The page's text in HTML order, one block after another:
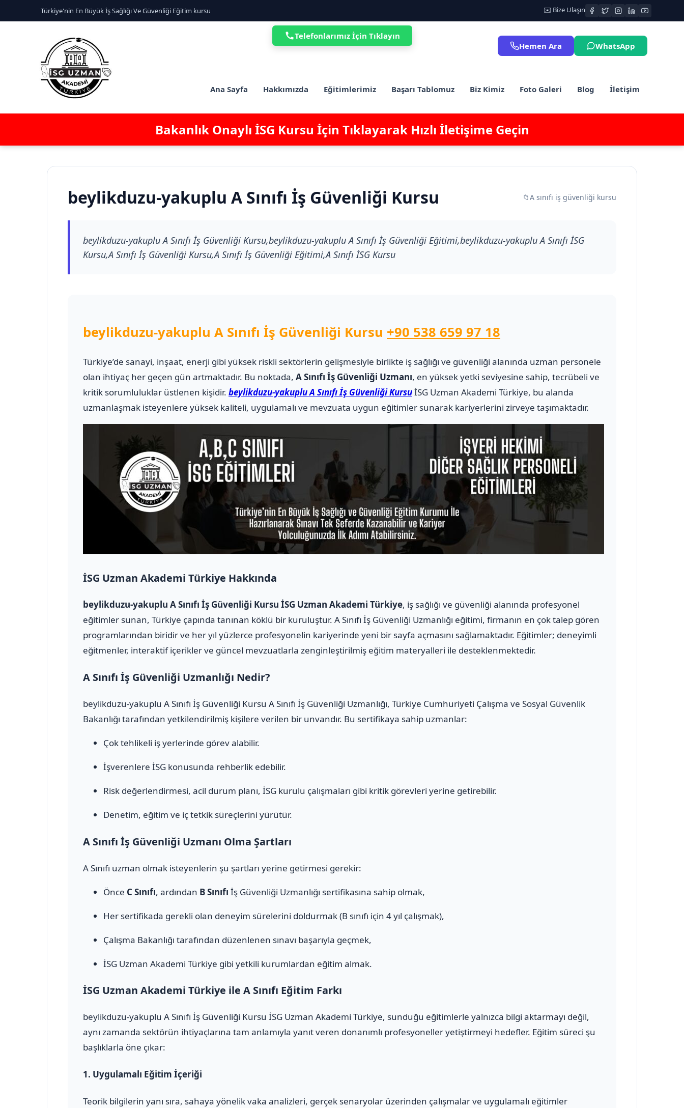
Türkiye'nin En Büyük İş Sağlığı Ve Güvenliği Eğitim kursu ✉️ Bize Ulaşın
Ana Sayfa Hakkımızda Eğitimlerimiz Başarı Tablomuz Biz Kimiz Foto Galeri Blog İletişim
Hemen Ara WhatsApp
Bakanlık Onaylı İSG Kursu İçin Tıklayarak Hızlı İletişime Geçin
beylikduzu-yakuplu A Sınıfı İş Güvenliği Kursu 📁A sınıfı iş güvenliği kursu
beylikduzu-yakuplu A Sınıfı İş Güvenliği Kursu,beylikduzu-yakuplu A Sınıfı İş Güvenliği Eğitimi,beylikduzu-yakuplu A Sınıfı İSG
Kursu,A Sınıfı İş Güvenliği Kursu,A Sınıfı İş Güvenliği Eğitimi,A Sınıfı İSG Kursu
beylikduzu-yakuplu A Sınıfı İş Güvenliği Kursu +90 538 659 97 18
Türkiye’de sanayi, inşaat, enerji gibi yüksek riskli sektörlerin gelişmesiyle birlikte iş sağlığı ve güvenliği alanında uzman personele
olan ihtiyaç her geçen gün artmaktadır. Bu noktada, A Sınıfı İş Güvenliği Uzmanı, en yüksek yetki seviyesine sahip, tecrübeli ve
kritik sorumluluklar üstlenen kişidir. beylikduzu-yakuplu A Sınıfı İş Güvenliği KursuİSG Uzman Akademi Türkiye, bu alanda
uzmanlaşmak isteyenlere yüksek kaliteli, uygulamalı ve mevzuata uygun eğitimler sunarak kariyerlerini zirveye taşımaktadır.
İSG Uzman Akademi Türkiye Hakkında
beylikduzu-yakuplu A Sınıfı İş Güvenliği Kursu İSG Uzman Akademi Türkiye, iş sağlığı ve güvenliği alanında profesyonel
eğitimler sunan, Türkiye çapında tanınan köklü bir kuruluştur. A Sınıfı İş Güvenliği Uzmanlığı eğitimi, firmanın en çok talep gören
programlarından biridir ve her yıl yüzlerce profesyonelin kariyerinde yeni bir sayfa açmasını sağlamaktadır. Eğitimler; deneyimli
eğitmenler, interaktif içerikler ve güncel mevzuatlarla zenginleştirilmiş eğitim materyalleri ile desteklenmektedir.
A Sınıfı İş Güvenliği Uzmanlığı Nedir?
beylikduzu-yakuplu A Sınıfı İş Güvenliği Kursu A Sınıfı İş Güvenliği Uzmanlığı, Türkiye Cumhuriyeti Çalışma ve Sosyal Güvenlik
Bakanlığı tarafından yetkilendirilmiş kişilere verilen bir unvandır. Bu sertifikaya sahip uzmanlar:
Çok tehlikeli iş yerlerinde görev alabilir.
İşverenlere İSG konusunda rehberlik edebilir.
Risk değerlendirmesi, acil durum planı, İSG kurulu çalışmaları gibi kritik görevleri yerine getirebilir.
Denetim, eğitim ve iç tetkik süreçlerini yürütür.
A Sınıfı İş Güvenliği Uzmanı Olma Şartları
A Sınıfı uzman olmak isteyenlerin şu şartları yerine getirmesi gerekir:
Önce C Sınıfı, ardından B Sınıfı İş Güvenliği Uzmanlığı sertifikasına sahip olmak,
Her sertifikada gerekli olan deneyim sürelerini doldurmak (B sınıfı için 4 yıl çalışmak),
Çalışma Bakanlığı tarafından düzenlenen sınavı başarıyla geçmek,
İSG Uzman Akademi Türkiye gibi yetkili kurumlardan eğitim almak.
İSG Uzman Akademi Türkiye ile A Sınıfı Eğitim Farkı
beylikduzu-yakuplu A Sınıfı İş Güvenliği Kursu İSG Uzman Akademi Türkiye, sunduğu eğitimlerle yalnızca bilgi aktarmayı değil,
aynı zamanda sektörün ihtiyaçlarına tam anlamıyla yanıt veren donanımlı profesyoneller yetiştirmeyi hedefler. Eğitim süreci şu
başlıklarla öne çıkar:
1. Uygulamalı Eğitim İçeriği
Teorik bilgilerin yanı sıra, sahaya yönelik vaka analizleri, gerçek senaryolar üzerinden çalışmalar ve uygulamalı eğitimler
Telefonlarımız İçin Tıklayın